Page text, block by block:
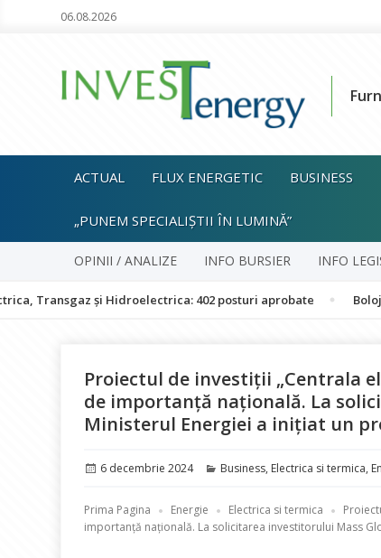
06.08.2026
ACTUAL FLUX ENERGETIC BUSINESS
„PUNEM SPECIALIȘTII ÎN LUMINĂ”
OPINII / ANALIZE INFO BURSIER INFO
și Hidroelectrica: 402 posturi aprobate Bolojan:
Proiectul de investiții „Centrala
de importanţă naţională. La
Ministerul Energiei a inițiat un
Publicat
6 decembrie 2024 Categorii
Business, Electrica si termica,
Prima Pagina Energie Electrica si termica
importanţă naţională. La solicitarea investitorului Mass